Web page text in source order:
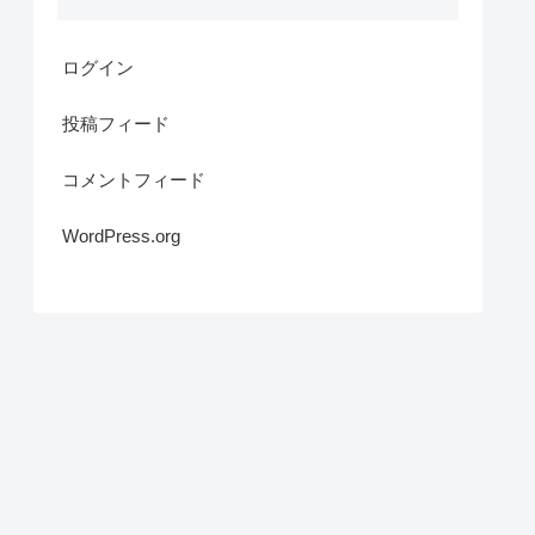
ログイン
投稿フィード
コメントフィード
WordPress.org